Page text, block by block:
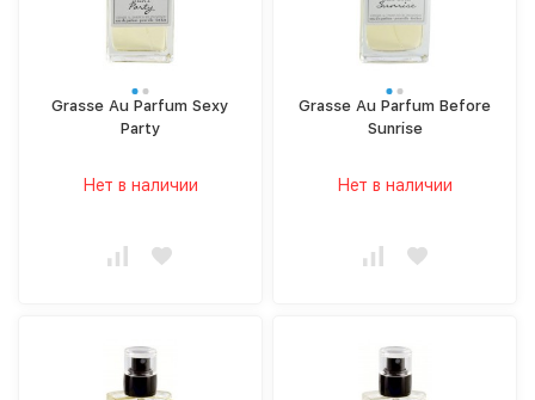
Grasse Au Parfum Sexy
Party
Нет в наличии
Grasse Au Parfum Before
Sunrise
Нет в наличии